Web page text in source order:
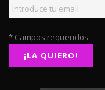
* Campos requeridos